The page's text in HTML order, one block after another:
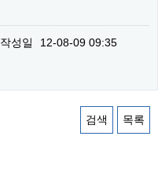
작성일
12-08-09 09:35
검색 목록